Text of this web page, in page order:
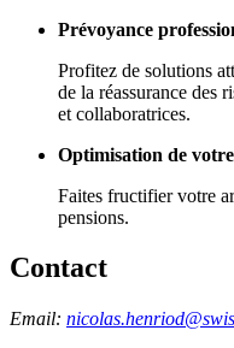
Prévoyance
Profitez de solutions
de la réassurance des
et collaboratrices.
Optimisation de votre
Faites fructifier votre
pensions.
Contact
Email: